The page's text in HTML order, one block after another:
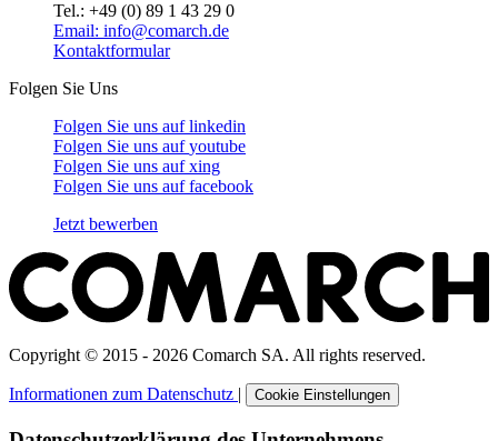
Tel.: +49 (0) 89 1 43 29 0
Email: info@comarch.de
Kontaktformular
Folgen Sie Uns
Folgen Sie uns auflinkedin
Folgen Sie uns aufyoutube
Folgen Sie uns aufxing
Folgen Sie uns auffacebook
Jetzt bewerben
Copyright © 2015 - 2026 Comarch SA. All rights reserved.
Informationen zum Datenschutz Cookie Einstellungen